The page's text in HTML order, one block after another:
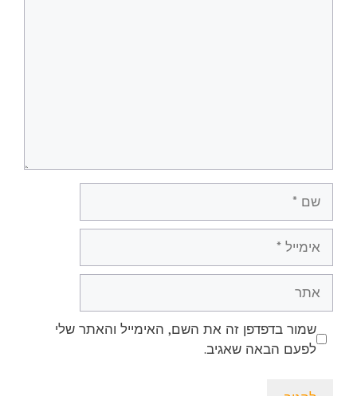
שמור בדפדפן זה את השם, האימייל והאתר שלי
לפעם הבאה שאגיב.